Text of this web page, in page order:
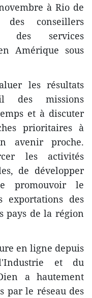
à Rio de
des conseillers
des services
Amérique sous
les résultats
des missions
et à discuter
prioritaires à
avenir proche.
les activités
de développer
promouvoir le
exportations des
pays de la région
en ligne depuis
et du
a hautement
par le réseau des